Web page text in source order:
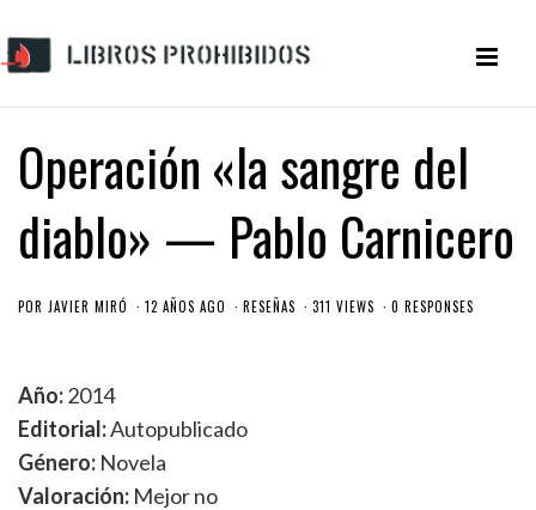
Operación «la sangre del
diablo» — Pablo Carnicero
POR JAVIER MIRÓ 12 AÑOS AGO RESEÑAS 311 VIEWS 0 RESPONSES
Año:2014
Editorial:Autopublicado
Género: Novela
Valoración: Mejor no